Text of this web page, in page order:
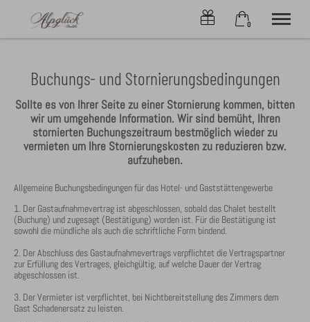
Beliebige Personenzahl
CHALETs
ONLINE-BUCHEN
ANGEBOTE
KONTAKT
OBERSTDORF
Tel.+49 8322 6797
0
Buchungs- und Stornierungsbedingungen
Sollte es von Ihrer Seite zu einer Stornierung kommen, bitten
wir um umgehende Information. Wir sind bemüht, Ihren
stornierten Buchungszeitraum bestmöglich wieder zu
vermieten um Ihre Stornierungskosten zu reduzieren bzw.
aufzuheben.
Allgemeine Buchungsbedingungen für das Hotel- und Gaststättengewerbe
1. Der Gastaufnahmevertrag ist abgeschlossen, sobald das Chalet bestellt
(Buchung) und zugesagt (Bestätigung) worden ist. Für die Bestätigung ist
sowohl die mündliche als auch die schriftliche Form bindend.
2. Der Abschluss des Gastaufnahmevertrags verpflichtet die Vertragspartner
zur Erfüllung des Vertrages, gleichgültig, auf welche Dauer der Vertrag
abgeschlossen ist.
3. Der Vermieter ist verpflichtet, bei Nichtbereitstellung des Zimmers dem
Gast Schadenersatz zu leisten.